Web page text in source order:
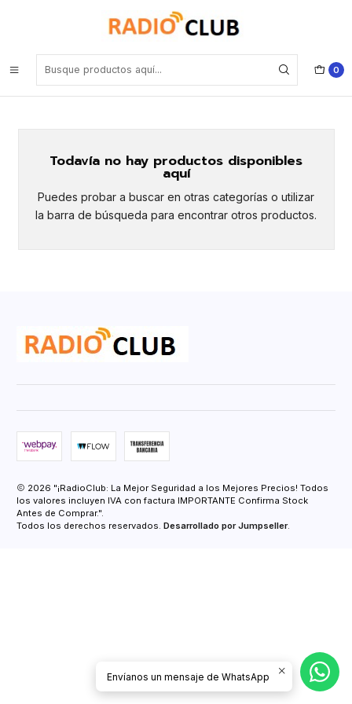
0
Frontal Potente
Todavía no hay productos disponibles
aquí
Puedes probar a buscar en otras categorías o utilizar
la barra de búsqueda para encontrar otros productos.
2026 "¡RadioClub: La Mejor Seguridad a los Mejores Precios! Todos
los valores incluyen IVA con factura IMPORTANTE Confirma Stock
Antes de Comprar.".
Todos los derechos reservados. Desarrollado por Jumpseller.
Envíanos un mensaje de WhatsApp